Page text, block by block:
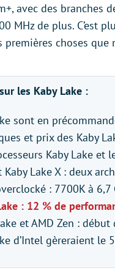
avec des branches
MHz de plus. C’est
premières choses
les Kaby Lake :
sont en
et prix des Kaby
Kaby Lake et
Kaby Lake X : deux
: 7700K à
: 12 % de
et AMD Zen :
d’Intel gèreraient le